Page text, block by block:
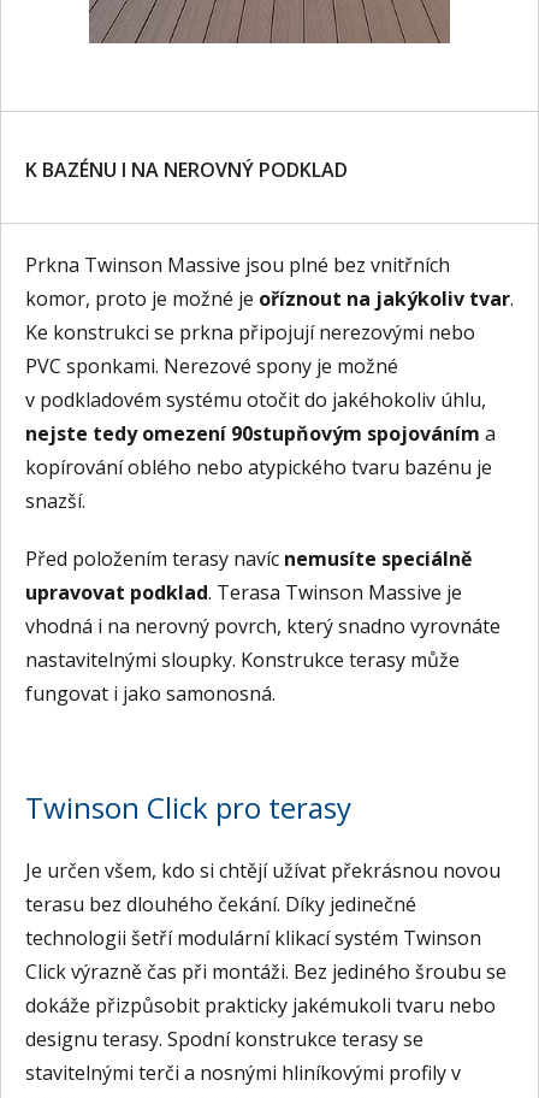
K BAZÉNU I NA NEROVNÝ PODKLAD
Prkna Twinson Massive jsou plné bez vnitřních
komor, proto je možné je oříznout na jakýkoliv tvar.
Ke konstrukci se prkna připojují nerezovými nebo
PVC sponkami. Nerezové spony je možné
v podkladovém systému otočit do jakéhokoliv úhlu,
nejste tedy omezení 90stupňovým spojováním a
kopírování oblého nebo atypického tvaru bazénu je
snazší.
Před položením terasy navíc nemusíte speciálně
upravovat podklad. Terasa Twinson Massive je
vhodná i na nerovný povrch, který snadno vyrovnáte
nastavitelnými sloupky. Konstrukce terasy může
fungovat i jako samonosná.
Twinson Click pro terasy
Je určen všem, kdo si chtějí užívat překrásnou novou
terasu bez dlouhého čekání. Díky jedinečné
technologii šetří modulární klikací systém Twinson
Click výrazně čas při montáži. Bez jediného šroubu se
dokáže přizpůsobit prakticky jakémukoli tvaru nebo
designu terasy. Spodní konstrukce terasy se
stavitelnými terči a nosnými hliníkovými profily v